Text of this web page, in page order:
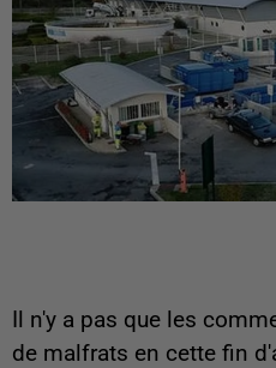
Il n'y a pas que les
de malfrats en cette fin